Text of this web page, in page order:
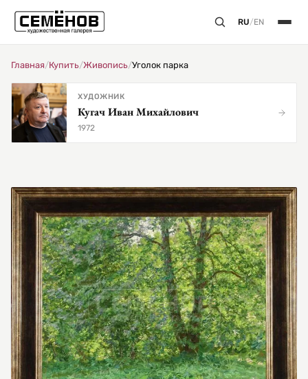
RU/EN
Главная/Купить/Живопись/Уголок парка
ХУДОЖНИК
Кугач Иван Михайлович
1972